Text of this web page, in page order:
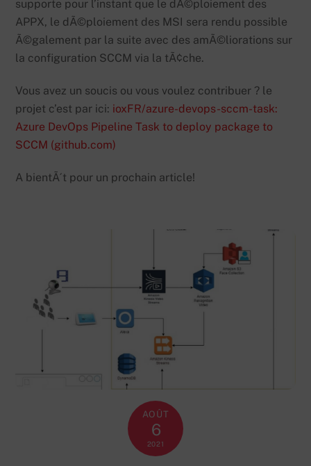
supporte pour l’instant que le dÃ©ploiement des
APPX, le dÃ©ploiement des MSI sera rendu possible
Ã©galement par la suite avec des amÃ©liorations sur
la configuration SCCM via la tÃ¢che.
Vous avez un soucis ou vous voulez contribuer ? le
projet c’est par ici: ioxFR/azure-devops-sccm-task:
Azure DevOps Pipeline Task to deploy package to
SCCM (github.com)
A bientÃ´t pour un prochain article!
AOÛT
6
2021